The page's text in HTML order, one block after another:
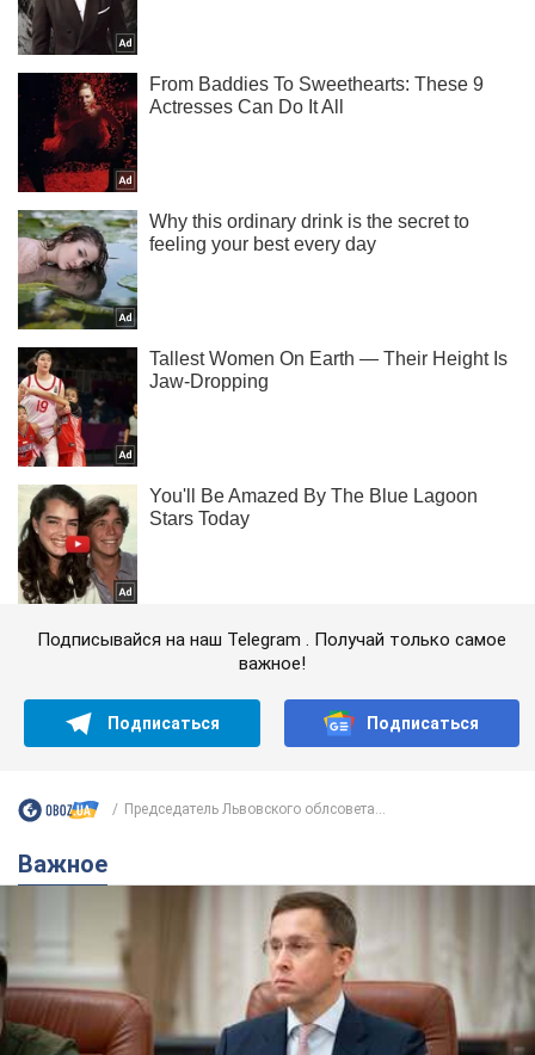
Подписывайся на наш Telegram . Получай только самое
важное!
Подписаться Подписаться
Председатель Львовского облсовета...
Важное